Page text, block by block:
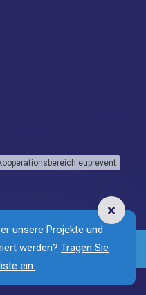
unsere Projekte und
werden?Tragen Sie
ein.
kooperationsbereich euprevent